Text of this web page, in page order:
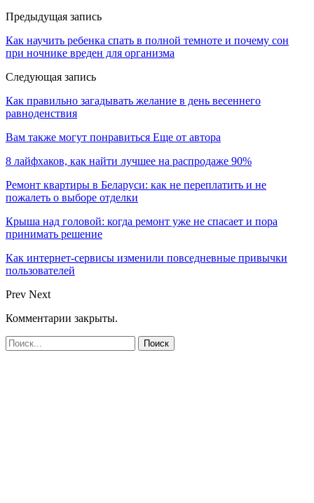
Предыдущая запись
Как научить ребенка спать в полной темноте и почему сон
при ночнике вреден для организма
Следующая запись
Как правильно загадывать желание в день весеннего
равноденствия
Вам также могут понравиться Еще от автора
8 лайфхаков, как найти лучшее на распродаже 90%
Ремонт квартиры в Беларуси: как не переплатить и не
пожалеть о выборе отделки
Крыша над головой: когда ремонт уже не спасает и пора
принимать решение
Как интернет-сервисы изменили повседневные привычки
пользователей
Prev Next
Комментарии закрыты.